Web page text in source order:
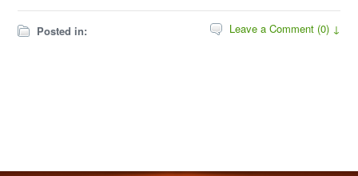
Posted in: Leave a Comment (0) ↓